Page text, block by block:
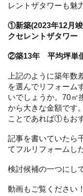
レントザタワーも魅
①新築(2023年12月
クセレントザタワー
②築13年 平均坪単
上記のように築年
を選んでリフォーム
いでしょうか。70㎡
から大きな金額です
ことであれば①もお
記事を書いていたら
てフルリフォームし
検討候補の一つにし
動画もご覧ください！